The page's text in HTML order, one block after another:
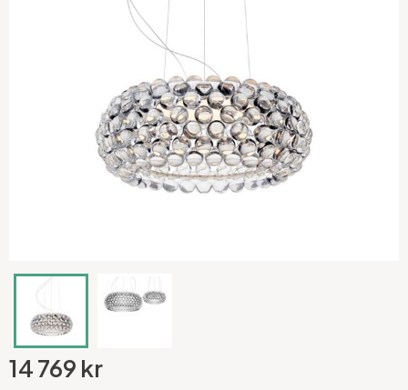
14 769 kr